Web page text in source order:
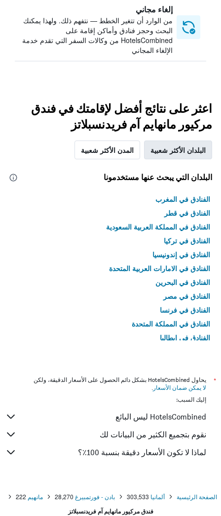
إلغاء مجاني
من الوارد أن تتغير الخطط — نتفهم ذلك. ولهذا يمكنك
البحث وحجز فنادق وأماكن إقامة على
HotelsCombined من وكالات السفر التي تقدم خدمة
الإلغاء المجاني
اعثر على نتائج أفضل لإقامتك في فندق
مركيور مانهايم آم فريدنسبلاتز
البلدان الأكثر شعبية المدن الأكثر شعبية
البلدان التي يبحث عنها مستخدمونا
الفنادق في المغرب
الفنادق في قطر
الفنادق في المملكة العربية السعودية
الفنادق في تركيا
الفنادق في إندونيسيا
الفنادق في الامارات العربية المتحدة
الفنادق في البحرين
الفنادق في مصر
الفنادق في فرنسا
الفنادق في المملكة المتحدة
الفنادق في إيطاليا
*
يحاول HotelsCombined بشكل دائم الحصول على الأسعار الدقيقة، ولكن
لا يمكن ضمان الأسعار .
إليك السبب:
HotelsCombined ليس البائع
نقوم بتجميع الكثير من البيانات لك
لماذا لا تكون الأسعار دقيقة بنسبة 100٪؟
الصفحة الرئيسية ألمانيا 303,533 بادن - فورتمبيرغ 28,270 مانهيم 222
فندق مركيور مانهايم آم فريدنسبلاتز